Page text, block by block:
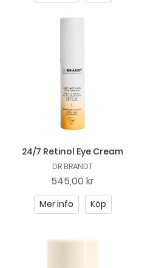
24/7 Retinol Eye Cream
DR BRANDT
545,00 kr
Mer info Köp